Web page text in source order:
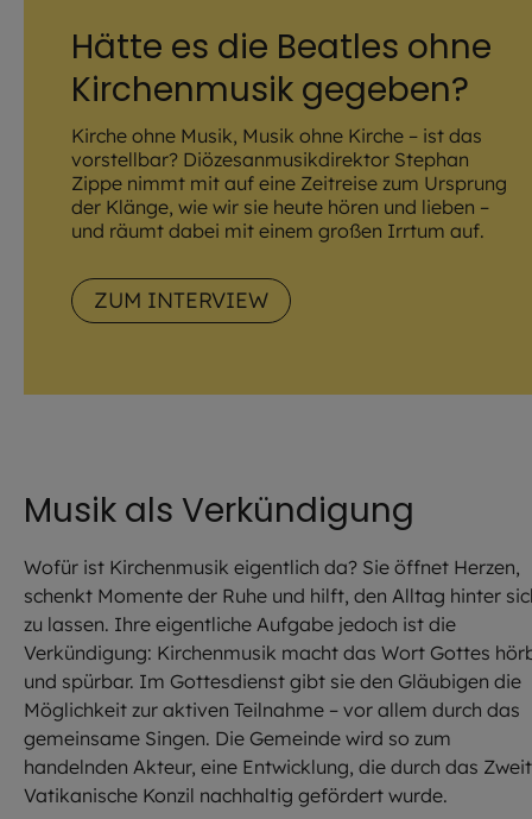
Hätte es die Beatles ohne
Kirchenmusik gegeben?
Kirche ohne Musik, Musik ohne Kirche – ist das
vorstellbar? Diözesanmusikdirektor Stephan
Zippe nimmt mit auf eine Zeitreise zum Ursprung
der Klänge, wie wir sie heute hören und lieben –
und räumt dabei mit einem großen Irrtum auf.
ZUM INTERVIEW
Musik als Verkündigung
Wofür ist Kirchenmusik eigentlich da? Sie öffnet Herzen,
schenkt Momente der Ruhe und hilft, den Alltag hinter
zu lassen. Ihre eigentliche Aufgabe jedoch ist die
Verkündigung: Kirchenmusik macht das Wort Gottes
und spürbar. Im Gottesdienst gibt sie den Gläubigen die
Möglichkeit zur aktiven Teilnahme – vor allem durch das
gemeinsame Singen. Die Gemeinde wird so zum
handelnden Akteur, eine Entwicklung, die durch das
Vatikanische Konzil nachhaltig gefördert wurde.